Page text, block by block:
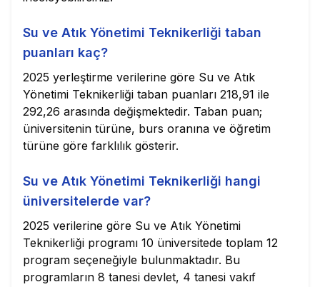
Su ve Atık Yönetimi Teknikerliği taban
puanları kaç?
2025 yerleştirme verilerine göre Su ve Atık
Yönetimi Teknikerliği taban puanları 218,91 ile
292,26 arasında değişmektedir. Taban puan;
üniversitenin türüne, burs oranına ve öğretim
türüne göre farklılık gösterir.
Su ve Atık Yönetimi Teknikerliği hangi
üniversitelerde var?
2025 verilerine göre Su ve Atık Yönetimi
Teknikerliği programı 10 üniversitede toplam 12
program seçeneğiyle bulunmaktadır. Bu
programların 8 tanesi devlet, 4 tanesi vakıf